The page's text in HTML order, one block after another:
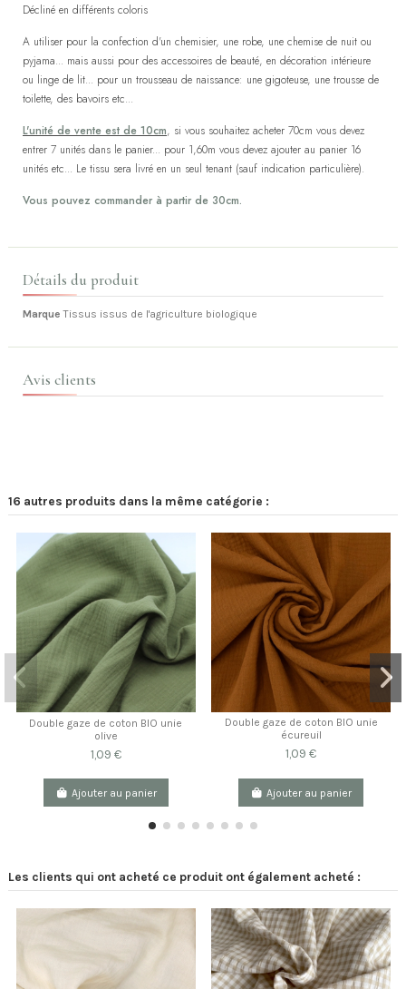
Décliné en différents coloris
A utiliser pour la confection d'un chemisier, une robe, une chemise de nuit ou
pyjama... mais aussi pour des accessoires de beauté, en décoration intérieure
ou linge de lit... pour un trousseau de naissance: une gigoteuse, une trousse de
toilette, des bavoirs etc...
L'unité de vente est de 10cm, si vous souhaitez acheter 70cm vous devez
entrer 7 unités dans le panier... pour 1,60m vous devez ajouter au panier 16
unités etc... Le tissu sera livré en un seul tenant (sauf indication particulière).
Vous pouvez commander à partir de 30cm.
Détails du produit
Marque Tissus issus de l'agriculture biologique
Avis clients
16 autres produits dans la même catégorie :
Double gaze de coton BIO unie
olive
1,09 €
Ajouter au panier
Double gaze de coton BIO unie
écureuil
1,09 €
Ajouter au panier
Les clients qui ont acheté ce produit ont également acheté :